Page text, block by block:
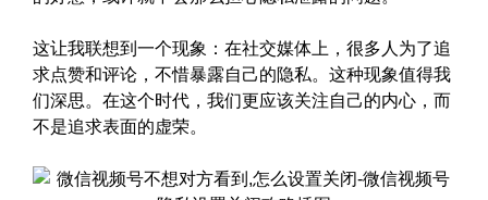
这让我联想到一个现象：在社交媒体上，很多人为了追
求点赞和评论，不惜暴露自己的隐私。这种现象值得我
们深思。在这个时代，我们更应该关注自己的内心，而
不是追求表面的虚荣。